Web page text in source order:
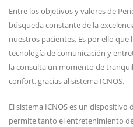
Entre los objetivos y valores de
búsqueda constante de la
nuestros pacientes. Es por ello
tecnología de comunicación y
la consulta un momento de
confort, gracias al sistema ICNOS.
El sistema ICNOS es un
permite tanto el entretenimiento